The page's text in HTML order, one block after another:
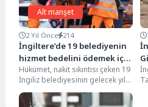
Alt manşet
2 Yıl Önce 214
İngiltere’de 19 belediyenin
hizmet bedelini ödemek için
varlık satmasına izin verildi
Hükümet, nakit sıkıntısı çeken 19
İngiliz belediyesinin gelecek yıl
hizmet bedelini ödemek için
mülklerini ve...